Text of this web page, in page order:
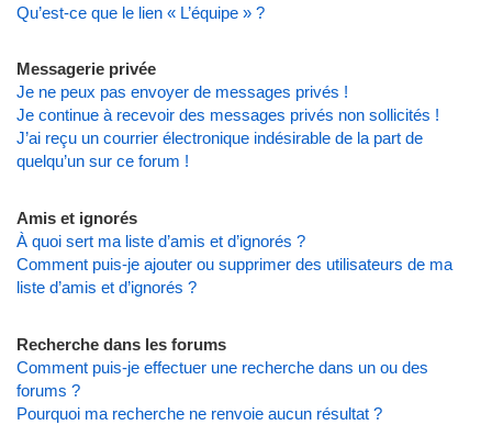
Qu’est-ce que le lien « L’équipe » ?
Messagerie privée
Je ne peux pas envoyer de messages privés !
Je continue à recevoir des messages privés non sollicités !
J’ai reçu un courrier électronique indésirable de la part de
quelqu’un sur ce forum !
Amis et ignorés
À quoi sert ma liste d’amis et d’ignorés ?
Comment puis-je ajouter ou supprimer des utilisateurs de ma
liste d’amis et d’ignorés ?
Recherche dans les forums
Comment puis-je effectuer une recherche dans un ou des
forums ?
Pourquoi ma recherche ne renvoie aucun résultat ?